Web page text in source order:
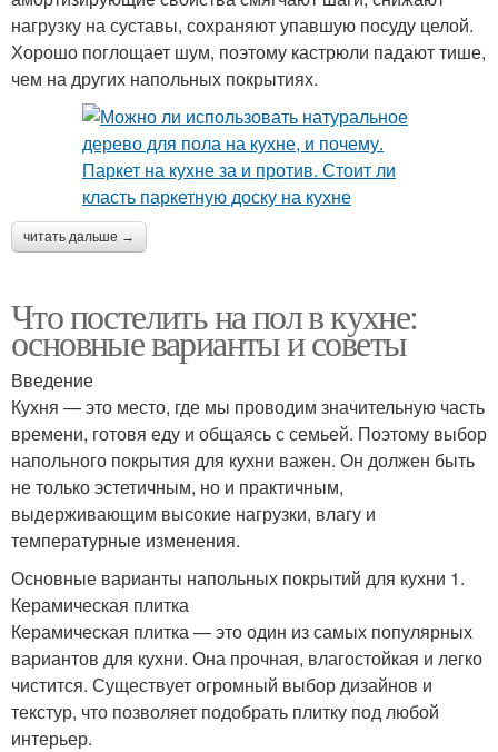
нагрузку на суставы, сохраняют упавшую посуду целой.
Хорошо поглощает шум, поэтому кастрюли падают тише,
чем на других напольных покрытиях.
читать дальше →
Что постелить на пол в кухне:
основные варианты и советы
Введение
Кухня — это место, где мы проводим значительную часть
времени, готовя еду и общаясь с семьей. Поэтому выбор
напольного покрытия для кухни важен. Он должен быть
не только эстетичным, но и практичным,
выдерживающим высокие нагрузки, влагу и
температурные изменения.
Основные варианты напольных покрытий для кухни 1.
Керамическая плитка
Керамическая плитка — это один из самых популярных
вариантов для кухни. Она прочная, влагостойкая и легко
чистится. Существует огромный выбор дизайнов и
текстур, что позволяет подобрать плитку под любой
интерьер.